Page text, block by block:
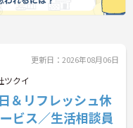
更新日：2026年08月06日
ツクイ
＆リフレッシュ休
ビス／生活相談員